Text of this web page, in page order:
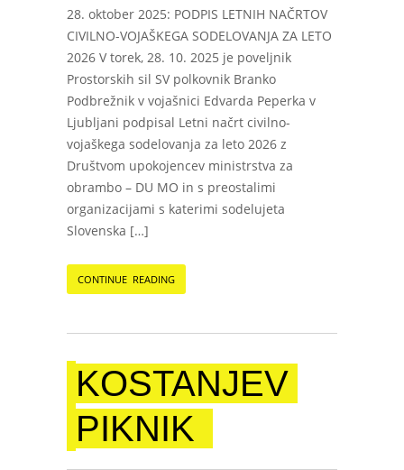
28. oktober 2025: PODPIS LETNIH NAČRTOV
CIVILNO-VOJAŠKEGA SODELOVANJA ZA LETO
2026 V torek, 28. 10. 2025 je poveljnik
Prostorskih sil SV polkovnik Branko
Podbrežnik v vojašnici Edvarda Peperka v
Ljubljani podpisal Letni načrt civilno-
vojaškega sodelovanja za leto 2026 z
Društvom upokojencev ministrstva za
obrambo – DU MO in s preostalimi
organizacijami s katerimi sodelujeta
Slovenska […]
CONTINUE READING
KOSTANJEV
PIKNIK